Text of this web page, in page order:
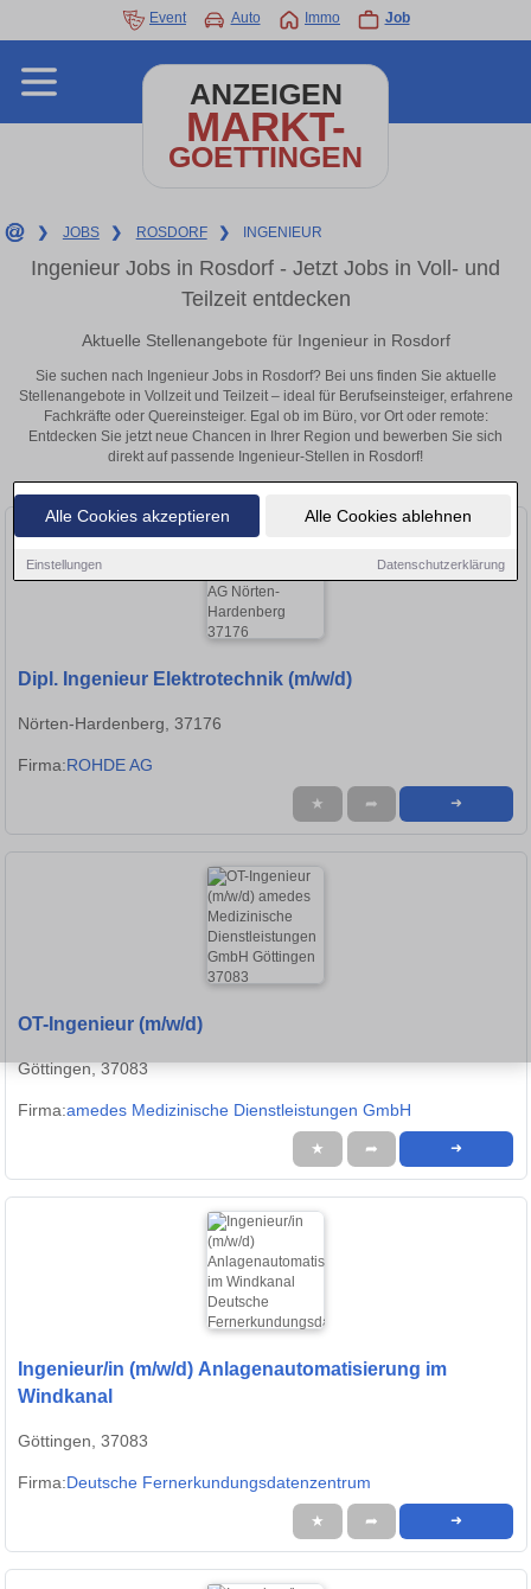
Alle Cookies akzeptieren Alle Cookies ablehnen
Einstellungen Datenschutzerklärung
Event Auto Immo Job
ANZEIGEN
MARKT-
GOETTINGEN
❯ JOBS ❯ ROSDORF ❯ INGENIEUR
Ingenieur Jobs in Rosdorf - Jetzt Jobs in Voll- und
Teilzeit entdecken
Aktuelle Stellenangebote für Ingenieur in Rosdorf
Sie suchen nach Ingenieur Jobs in Rosdorf? Bei uns finden Sie aktuelle
Stellenangebote in Vollzeit und Teilzeit – ideal für Berufseinsteiger, erfahrene
Fachkräfte oder Quereinsteiger. Egal ob im Büro, vor Ort oder remote:
Entdecken Sie jetzt neue Chancen in Ihrer Region und bewerben Sie sich
direkt auf passende Ingenieur-Stellen in Rosdorf!
Dipl. Ingenieur Elektrotechnik (m/w/d)
Nörten-Hardenberg, 37176
Firma:ROHDE AG
★ ➦ ➜
OT-Ingenieur (m/w/d)
Göttingen, 37083
Firma:amedes Medizinische Dienstleistungen GmbH
★ ➦ ➜
Ingenieur/in (m/w/d) Anlagenautomatisierung im
Windkanal
Göttingen, 37083
Firma:Deutsche Fernerkundungsdatenzentrum
★ ➦ ➜